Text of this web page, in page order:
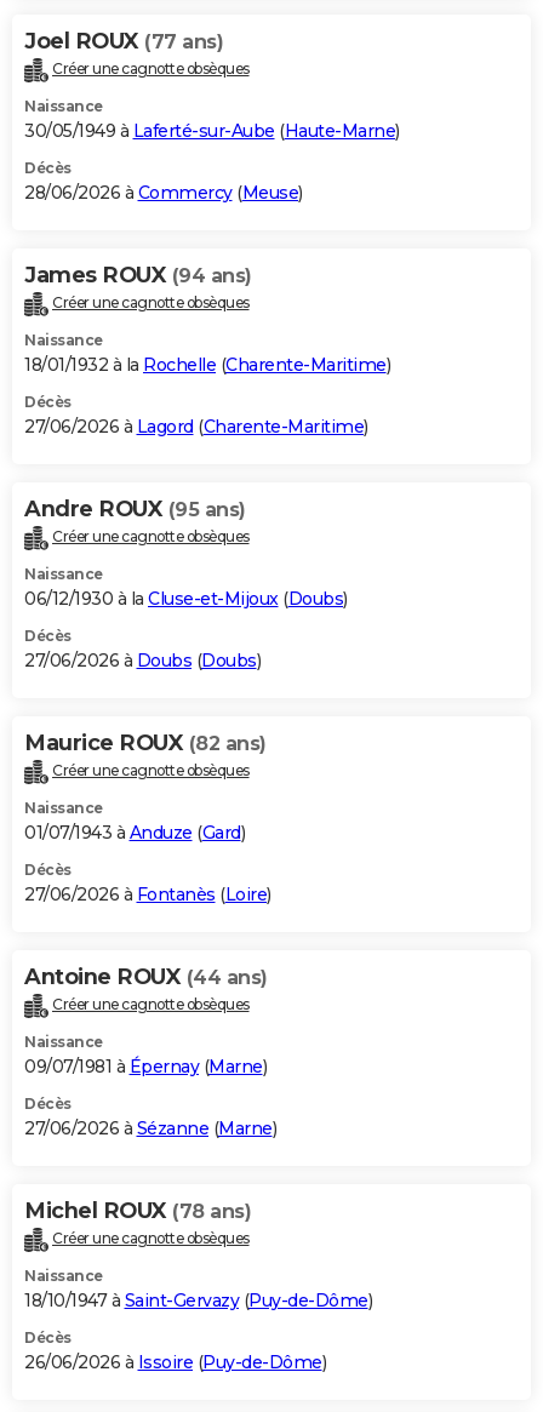
Joel ROUX (77 ans)
Créer une cagnotte obsèques
Naissance
30/05/1949 à Laferté-sur-Aube (Haute-Marne)
Décès
28/06/2026 à Commercy(Meuse)
James ROUX (94 ans)
Créer une cagnotte obsèques
Naissance
18/01/1932 à la Rochelle (Charente-Maritime)
Décès
27/06/2026 à Lagord (Charente-Maritime)
Andre ROUX (95 ans)
Créer une cagnotte obsèques
Naissance
06/12/1930 à la Cluse-et-Mijoux(Doubs)
Décès
27/06/2026 à Doubs (Doubs)
Maurice ROUX (82 ans)
Créer une cagnotte obsèques
Naissance
01/07/1943 à Anduze (Gard)
Décès
27/06/2026 à Fontanès (Loire)
Antoine ROUX (44 ans)
Créer une cagnotte obsèques
Naissance
09/07/1981 à Épernay(Marne)
Décès
27/06/2026 à Sézanne (Marne)
Michel ROUX (78 ans)
Créer une cagnotte obsèques
Naissance
18/10/1947 à Saint-Gervazy(Puy-de-Dôme)
Décès
26/06/2026 à Issoire (Puy-de-Dôme)